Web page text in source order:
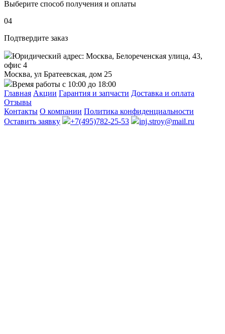
Выберите способ получения и оплаты
04
Подтвердите заказ
Юридический адрес: Москва, Белореченская улица, 43,
офис 4
Москва, ул Братеевская, дом 25
Время работы с 10:00 до 18:00
Главная Акции Гарантия и запчасти Доставка и оплата
Отзывы
Контакты О компании Политика конфиденциальности
Оставить заявку
+7(495)782-25-53 inj.stroy@mail.ru